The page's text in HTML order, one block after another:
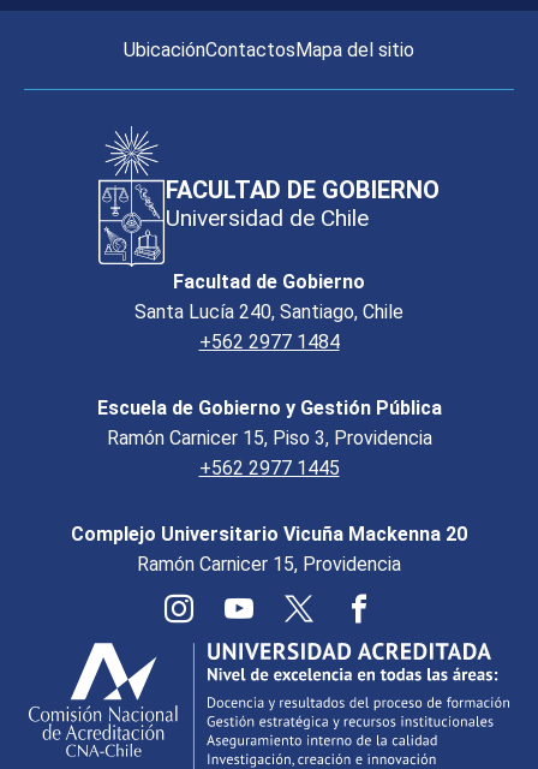
UbicaciónContactosMapa del sitio
FACULTAD DE GOBIERNO
Universidad de Chile
Facultad de Gobierno
Santa Lucía 240, Santiago, Chile
+562 2977 1484
Escuela de Gobierno y Gestión Pública
Ramón Carnicer 15, Piso 3, Providencia
+562 2977 1445
Complejo Universitario Vicuña Mackenna 20
Ramón Carnicer 15, Providencia